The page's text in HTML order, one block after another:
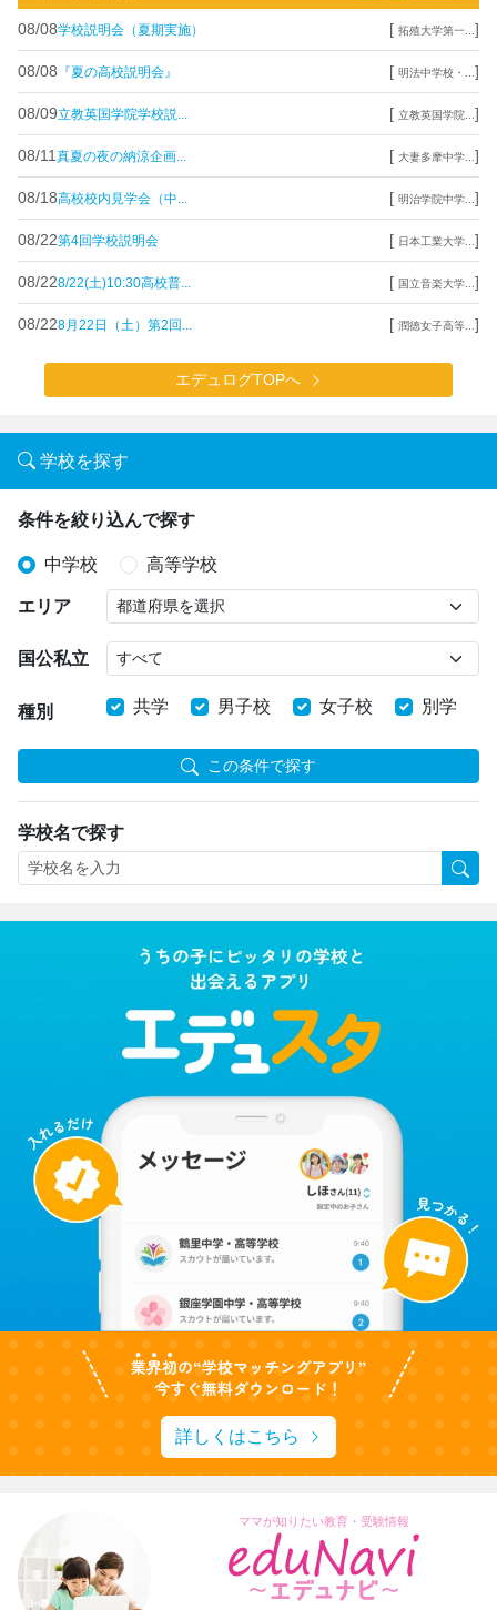
08/08学校説明会（夏期実施） [ 拓殖大学第一... ]
08/08 『夏の高校説明会』 [ 明法中学校・... ]
08/09立教英国学院学校説... [ 立教英国学院... ]
08/11 真夏の夜の納涼企画... [ 大妻多摩中学... ]
08/18高校校内見学会（中... [ 明治学院中学... ]
08/22第4回学校説明会 [ 日本工業大学... ]
08/228/22(土)10:30高校普... [ 国立音楽大学... ]
08/228月22日（土）第2回... [ 潤徳女子高等... ]
エデュログTOPへ
学校を探す
条件を絞り込んで探す
中学校 高等学校
エリア
国公私立
種別 共学 男子校 女子校 別学
この条件で探す
学校名で探す
詳しくはこちら
ママが知りたい教育・受験情報